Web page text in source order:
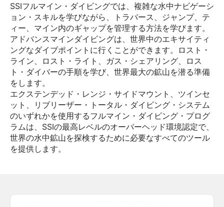
SSIフルマイン・ダイビングでは、複雑な水中ナビゲーシ
ョン・スキルを学びながら、トラバース、ジャンプ、テ
ィー、マイン内のギャップを管理する方法を学びます。
アドバンスマインダイビングは、世界中のエキサイティ
ングなダイブポイントに行くことができます。ロスト・
ライン、ロスト・ライト、ガス・シェアリング、ロス
ト・ダイバーの手順を学び、世界最大の鉱山を潜る準備
をします。
エクステンデッド・レンジ・サイドマウント、ツインセ
ット、リブリーザー・トータル・ダイビング・システム
のいずれかを使用するフルマイン・ダイビング・プログ
ラムは、SSIの最高レベルのオーバーヘッド環境認定で、
世界の水中鉱山を探検するために必要なすべてのツール
を提供します。